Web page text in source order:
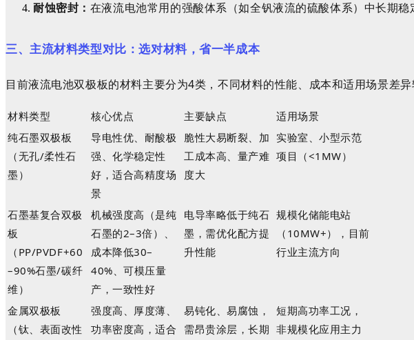
耐蚀密封： 在液流电池常用的强酸体系（如全钒液流的硫酸体系）中长期
三、主流材料类型对比：选对材料，省一半成本
目前液流电池双极板的材料主要分为4类，不同材料的性能、成本和适用场景差
材料类型 核心优点 主要缺点
适用场景
纯石墨双极板
（无孔/柔性石
墨）
导电性优、耐酸极
强、化学稳定性
好，适合高精度场
景
脆性大易断裂、加
工成本高、量产难
度大
实验室、小型示范
项目（<1MW）
石墨基复合双极
板
（ PP/PVDF+60
–90%石墨/碳纤
维）
机械强度高（是纯
石墨的2–3倍）、
成本降低30–
40%、可模压量
产，一致性好
电导率略低于纯石
墨，需优化配方提
升性能
规模化储能电站
（ 10MW+），目前
行业主流方向
金属双极板
（钛、表面改性
强度高、厚度薄、
功率密度高，适合
易钝化、易腐蚀，
需昂贵涂层，长期
短期高功率工况，
非规模化应用主力